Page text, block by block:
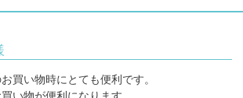
買い物時にとても便利です。